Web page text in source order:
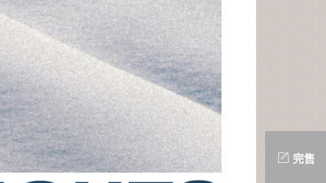
完售